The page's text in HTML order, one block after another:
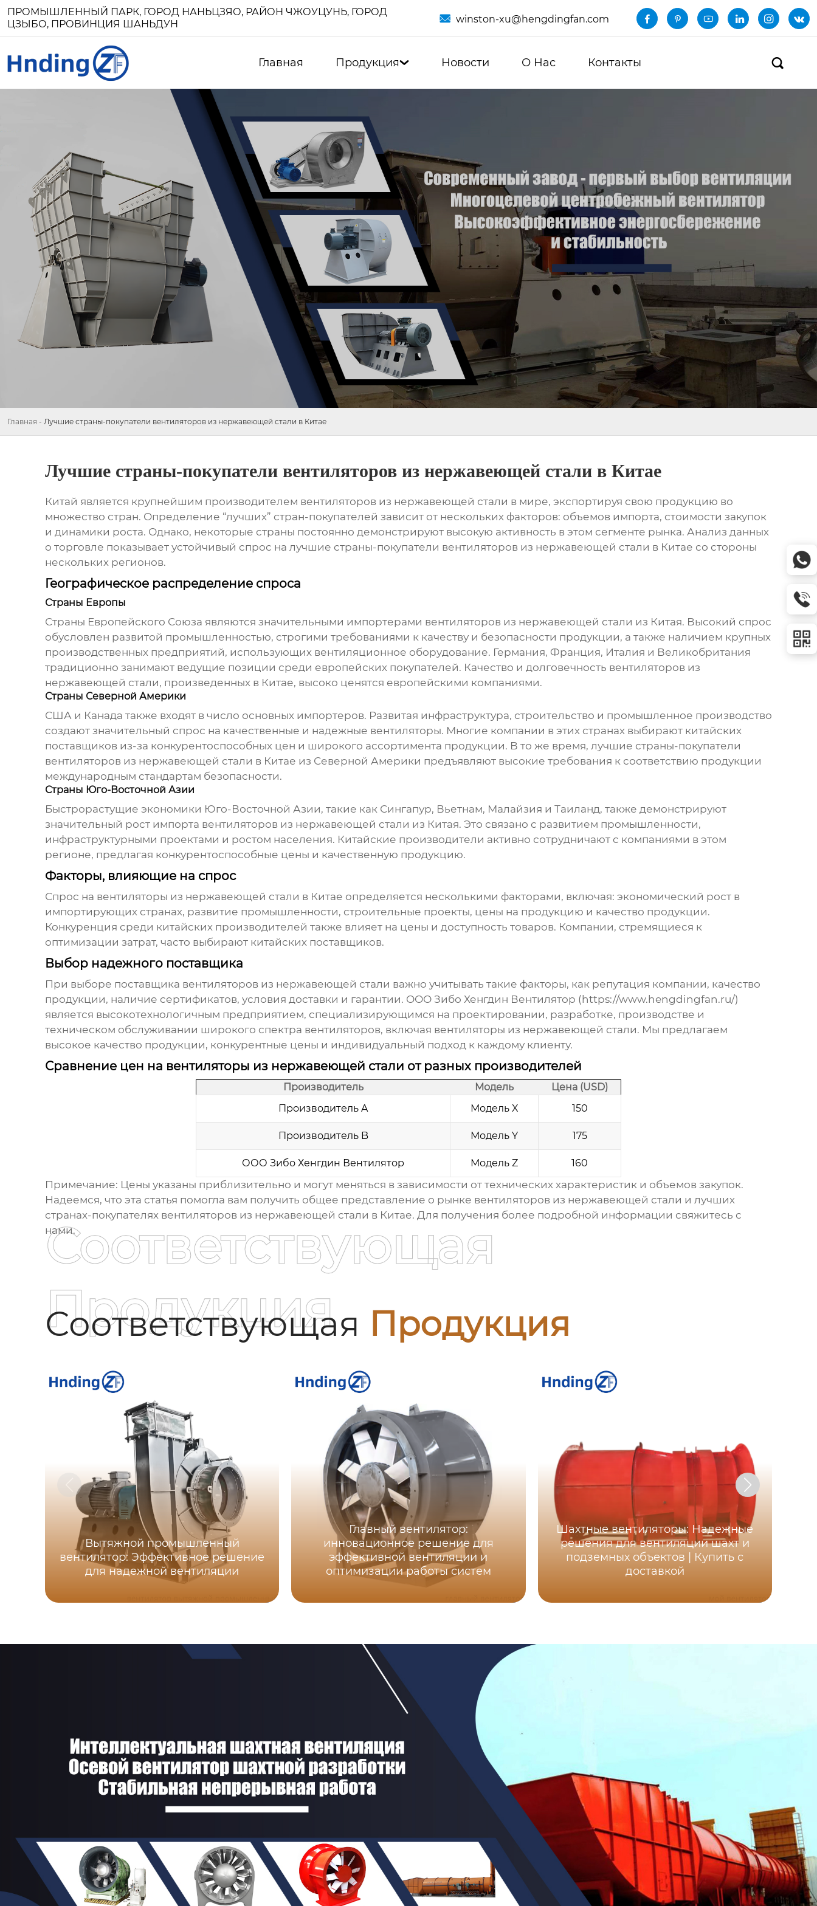
ПРОМЫШЛЕННЫЙ ПАРК, ГОРОД НАНЬЦЗЯО, РАЙОН ЧЖОУЦУНЬ, ГОРОД
ЦЗЫБО, ПРОВИНЦИЯ ШАНЬДУН
 winston-xu@hengdingfan.com      
Главная Продукция Новости О Нас Контакты 
Главная - Лучшие страны-покупатели вентиляторов из нержавеющей стали в Китае
Лучшие страны-покупатели вентиляторов из нержавеющей стали в Китае
Китай является крупнейшим производителем вентиляторов из нержавеющей стали в мире, экспортируя свою продукцию во
множество стран. Определение “лучших” стран-покупателей зависит от нескольких факторов: объемов импорта, стоимости закупок
и динамики роста. Однако, некоторые страны постоянно демонстрируют высокую активность в этом сегменте рынка. Анализ данных
о торговле показывает устойчивый спрос на лучшие страны-покупатели вентиляторов из нержавеющей стали в Китае со стороны
нескольких регионов.
Географическое распределение спроса
Страны Европы
Страны Европейского Союза являются значительными импортерами вентиляторов из нержавеющей стали из Китая. Высокий спрос
обусловлен развитой промышленностью, строгими требованиями к качеству и безопасности продукции, а также наличием крупных
производственных предприятий, использующих вентиляционное оборудование. Германия, Франция, Италия и Великобритания
традиционно занимают ведущие позиции среди европейских покупателей. Качество и долговечность вентиляторов из
нержавеющей стали, произведенных в Китае, высоко ценятся европейскими компаниями.
Страны Северной Америки
США и Канада также входят в число основных импортеров. Развитая инфраструктура, строительство и промышленное производство
создают значительный спрос на качественные и надежные вентиляторы. Многие компании в этих странах выбирают китайских
поставщиков из-за конкурентоспособных цен и широкого ассортимента продукции. В то же время, лучшие страны-покупатели
вентиляторов из нержавеющей стали в Китае из Северной Америки предъявляют высокие требования к соответствию продукции
международным стандартам безопасности.
Страны Юго-Восточной Азии
Быстрорастущие экономики Юго-Восточной Азии, такие как Сингапур, Вьетнам, Малайзия и Таиланд, также демонстрируют
значительный рост импорта вентиляторов из нержавеющей стали из Китая. Это связано с развитием промышленности,
инфраструктурными проектами и ростом населения. Китайские производители активно сотрудничают с компаниями в этом
регионе, предлагая конкурентоспособные цены и качественную продукцию.
Факторы, влияющие на спрос
Спрос на вентиляторы из нержавеющей стали в Китае определяется несколькими факторами, включая: экономический рост в
импортирующих странах, развитие промышленности, строительные проекты, цены на продукцию и качество продукции.
Конкуренция среди китайских производителей также влияет на цены и доступность товаров. Компании, стремящиеся к
оптимизации затрат, часто выбирают китайских поставщиков.
Выбор надежного поставщика
При выборе поставщика вентиляторов из нержавеющей стали важно учитывать такие факторы, как репутация компании, качество
продукции, наличие сертификатов, условия доставки и гарантии. ООО Зибо Хенгдин Вентилятор ( https://www.hengdingfan.ru/)
является высокотехнологичным предприятием, специализирующимся на проектировании, разработке, производстве и
техническом обслуживании широкого спектра вентиляторов, включая вентиляторы из нержавеющей стали. Мы предлагаем
высокое качество продукции, конкурентные цены и индивидуальный подход к каждому клиенту.
Сравнение цен на вентиляторы из нержавеющей стали от разных производителей
Производитель Модель
Цена (USD)
Производитель A
Модель X 150
Производитель B Модель Y 175
ООО Зибо Хенгдин Вентилятор Модель Z 160
Примечание: Цены указаны приблизительно и могут меняться в зависимости от технических характеристик и объемов закупок.
Надеемся, что эта статья помогла вам получить общее представление о рынке вентиляторов из нержавеющей стали и лучших
странах-покупателях вентиляторов из нержавеющей стали в Китае. Для получения более подробной информации свяжитесь с
нами.
Соответствующая Продукция
Соответствующая
Продукция
Вытяжной промышленный
вентилятор: Эффективное решение
для надежной вентиляции
Главный вентилятор:
инновационное решение для
эффективной вентиляции и
оптимизации работы систем
Шахтные вентиляторы: Надежные
решения для вентиляции шахт и
подземных объектов | Купить с
доставкой